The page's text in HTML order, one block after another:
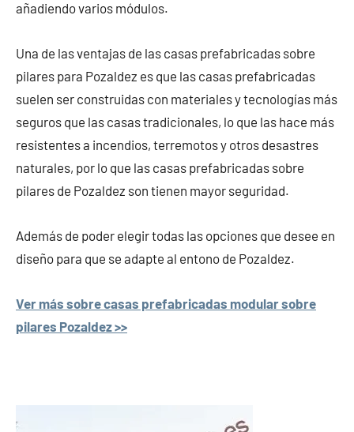
añadiendo varios módulos.
Una de las ventajas de las casas prefabricadas sobre
pilares para Pozaldez es que las casas prefabricadas
suelen ser construidas con materiales y tecnologías más
seguros que las casas tradicionales, lo que las hace más
resistentes a incendios, terremotos y otros desastres
naturales, por lo que las casas prefabricadas sobre
pilares de Pozaldez son tienen mayor seguridad.
Además de poder elegir todas las opciones que desee en
diseño para que se adapte al entono de Pozaldez.
Ver más sobre casas prefabricadas modular sobre
pilares Pozaldez >>